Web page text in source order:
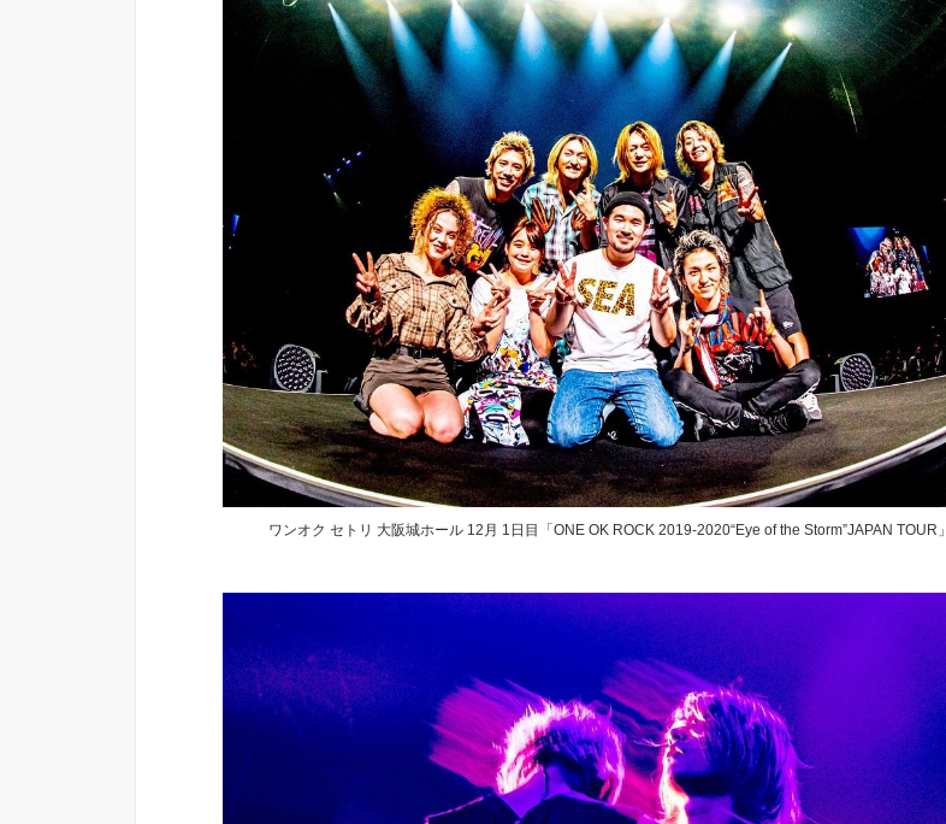
ワンオク セトリ 大阪城ホール 12月 1日目「ONE OK ROCK 2019-2020“Eye of the Storm”JAPAN TOUR」